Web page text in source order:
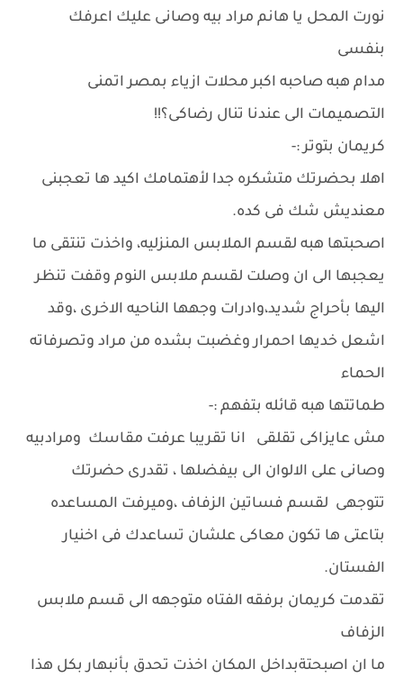
نورت المحل يا هانم مراد بيه وصانى عليك اعرفك
بنفسى
مدام هبه صاحبه اكبر محلات ازياء بمصر اتمنى
التصميمات الى عندنا تنال رضاكى؟!!
كريمان بتوتر :-
اهلا بحضرتك متشكره جدا لأهتمامك اكيد ها تعجبنى
معنديش شك فى كده.
اصحبتها هبه لقسم الملابس المنزليه، واخذت تنتقى ما
يعجبها الى ان وصلت لقسم ملابس النوم وقفت تنظر
اليها بأحراج شديد،وادرات وجهها الناحيه الاخرى ،وقد
اشعل خديها احمرار وغضبت بشده من مراد وتصرفاته
الحماء
طماتتها هبه قائله بتفهم :-
مش عايزاكى تقلقى انا تقريبا عرفت مقاسك ومرادبيه
وصانى على الالوان الى بيفضلها ، تقدرى حضرتك
تتوجهى لقسم فساتين الزفاف ،وميرفت المساعده
بتاعتى ها تكون معاكى علشان تساعدك فى اخنيار
الفستان.
تقدمت كريمان برفقه الفتاه متوجهه الى قسم ملابس
الزفاف
ما ان اصبحتةبداخل المكان اخذت تحدق بأنبهار بكل هذا